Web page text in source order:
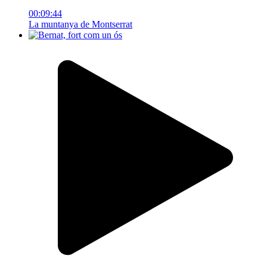
00:09:44
La muntanya de Montserrat